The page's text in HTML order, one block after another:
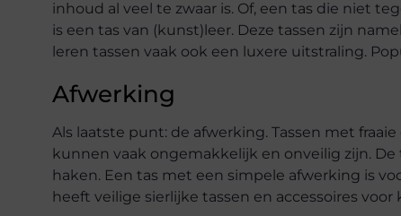
inhoud al veel te zwaar is. Of, een tas die niet
is een tas van (kunst)leer. Deze tassen zijn
leren tassen vaak ook een luxere uitstraling.
Afwerking
Als laatste punt: de afwerking. Tassen met
kunnen vaak ongemakkelijk en onveilig zijn.
haken. Een tas met een simpele afwerking is
heeft veilige sierlijke tassen en accessoires voor